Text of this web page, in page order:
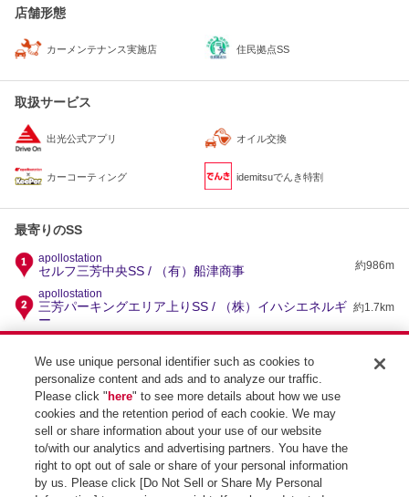
店舗形態
カーメンテナンス実施店 住民拠点SS
取扱サービス
出光公式アプリ オイル交換
カーコーティング idemitsuでんき特割
最寄りのSS
apollostation
セルフ三芳中央SS / （有）船津商事 約986m
apollostation
三芳パーキングエリア上りSS / （株）イハシエネルギ
ー
約1.7km
富士見SS / （株）深井石油
apollostation
セルフ富士見SS / （株）イハシエネルギー
apollostation
ふじみ野SS / 出光リテール販売（株）北関東カンパニ
ー
We use unique personal identifier such as cookies to
personalize content and ads and to analyze our traffic.
Please click " here" to see more details about how we use
cookies and the retention period of each cookie. We may
sell or share information about your use of our website
to/with our analytics and advertising partners. You have the
right to opt out of sale or share of your personal information
by us. Please click [Do Not Sell or Share My Personal